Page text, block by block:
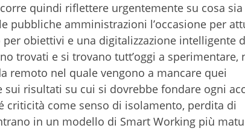
quindi riflettere urgentemente su cosa sia
pubbliche amministrazioni l’occasione per
obiettivi e una digitalizzazione intelligente
trovati e si trovano tutt’oggi a sperimentare,
remoto nel quale vengono a mancare quei
risultati su cui si dovrebbe fondare ogni
criticità come senso di isolamento, perdita di
in un modello di Smart Working più